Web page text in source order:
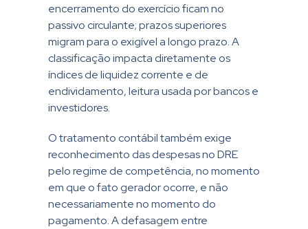
encerramento do exercício ficam no
passivo circulante; prazos superiores
migram para o exigível a longo prazo. A
classificação impacta diretamente os
índices de liquidez corrente e de
endividamento, leitura usada por bancos e
investidores.
O tratamento contábil também exige
reconhecimento das despesas no DRE
pelo regime de competência, no momento
em que o fato gerador ocorre, e não
necessariamente no momento do
pagamento. A defasagem entre